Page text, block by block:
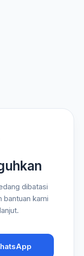
dibatasi
bantuan kami